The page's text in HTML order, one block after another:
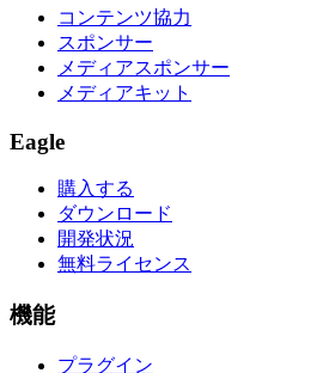
コンテンツ協力
スポンサー
メディアスポンサー
メディアキット
Eagle
購入する
ダウンロード
開発状況
無料ライセンス
機能
プラグイン